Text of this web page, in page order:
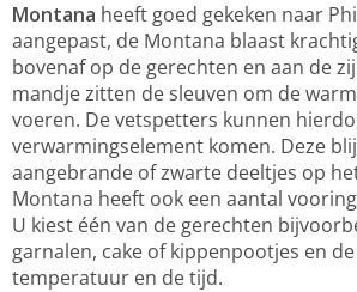
Montana heeft goed gekeken naar
aangepast, de Montana blaast
bovenaf op de gerechten en aan de
mandje zitten de sleuven om de
voeren. De vetspetters kunnen
verwarmingselement komen. Deze
aangebrande of zwarte deeltjes op
Montana heeft ook een aantal
U kiest één van de gerechten
garnalen, cake of kippenpootjes en
temperatuur en de tijd.